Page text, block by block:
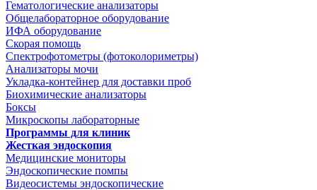
Гематологические анализаторы
Общелабораторное оборудование
ИФА оборудование
Скорая помощь
Спектрофотометры (фотоколориметры)
Анализаторы мочи
Укладка-контейнер для доставки проб
Биохимические анализаторы
Боксы
Микроскопы лабораторные
Программы для клиник
Жесткая эндоскопия
Медицинские мониторы
Эндоскопические помпы
Видеосистемы эндоскопические